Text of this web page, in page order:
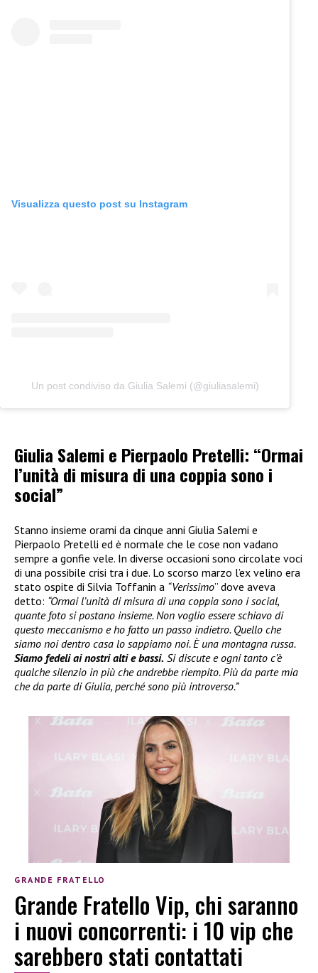
Visualizza questo post su Instagram
Un post condiviso da Giulia Salemi (@giuliasalemi)
Giulia Salemi e Pierpaolo Pretelli: “Ormai
l’unità di misura di una coppia sono i
social”
Stanno insieme orami da cinque anni Giulia Salemi e
Pierpaolo Pretelli ed è normale che le cose non vadano
sempre a gonfie vele. In diverse occasioni sono circolate voci
di una possibile crisi tra i due. Lo scorso marzo l’ex velino era
stato ospite di Silvia Toffanin a “Verissimo” dove aveva
detto: “Ormai l’unità di misura di una coppia sono i social,
quante foto si postano insieme. Non voglio essere schiavo di
questo meccanismo e ho fatto un passo indietro. Quello che
siamo noi dentro casa lo sappiamo noi. È una montagna russa.
Siamo fedeli ai nostri alti e bassi. Si discute e ogni tanto c’è
qualche silenzio in più che andrebbe riempito. Più da parte mia
che da parte di Giulia, perché sono più introverso.”
GRANDE FRATELLO
Grande Fratello Vip, chi saranno
i nuovi concorrenti: i 10 vip che
sarebbero stati contattati